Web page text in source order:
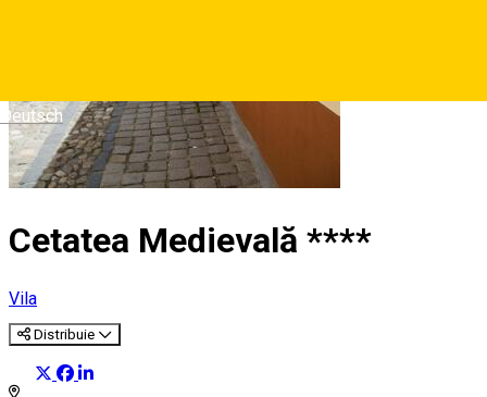
Deutsch
Cetatea Medievală ****
Vila
Distribuie